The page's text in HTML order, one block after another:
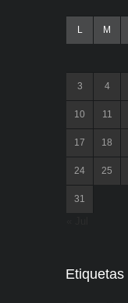
L M
3 4
10 11
17 18
24 25
31
Etiquetas